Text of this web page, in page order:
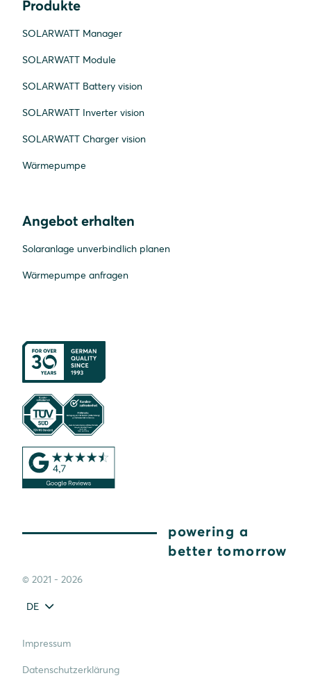
Produkte
SOLARWATT Manager
SOLARWATT Module
SOLARWATT Battery vision
SOLARWATT Inverter vision
SOLARWATT Charger vision
Wärmepumpe
Angebot erhalten
Solaranlage unverbindlich planen
Wärmepumpe anfragen
powering a
better tomorrow
© 2021 - 2026
DE
Impressum
Datenschutzerklärung